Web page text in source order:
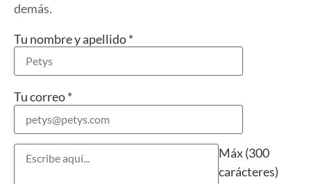
demás.
Tu nombre y apellido*
Tu correo*
Máx (300
carácteres)